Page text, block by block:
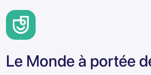
Le Monde à portée